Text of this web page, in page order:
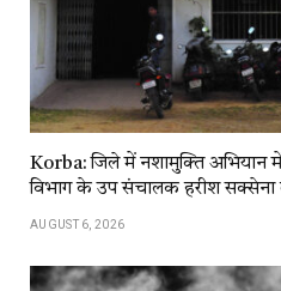
Korba: जिले में नशामुक्ति अभियान
विभाग के उप संचालक हरीश सक्सेना
AUGUST 6, 2026